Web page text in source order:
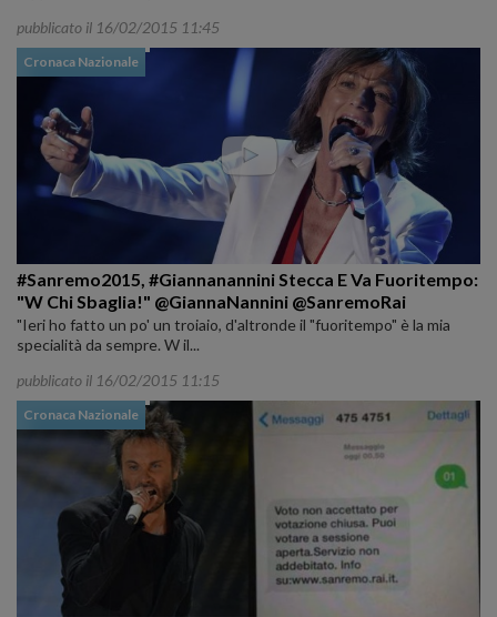
pubblicato il 16/02/2015 11:45
Cronaca Nazionale
#Sanremo2015, #Giannanannini Stecca E Va Fuoritempo:
"W Chi Sbaglia!" @GiannaNannini @SanremoRai
"Ieri ho fatto un po' un troiaio, d'altronde il "fuoritempo" è la mia
specialità da sempre. W il...
pubblicato il 16/02/2015 11:15
Cronaca Nazionale